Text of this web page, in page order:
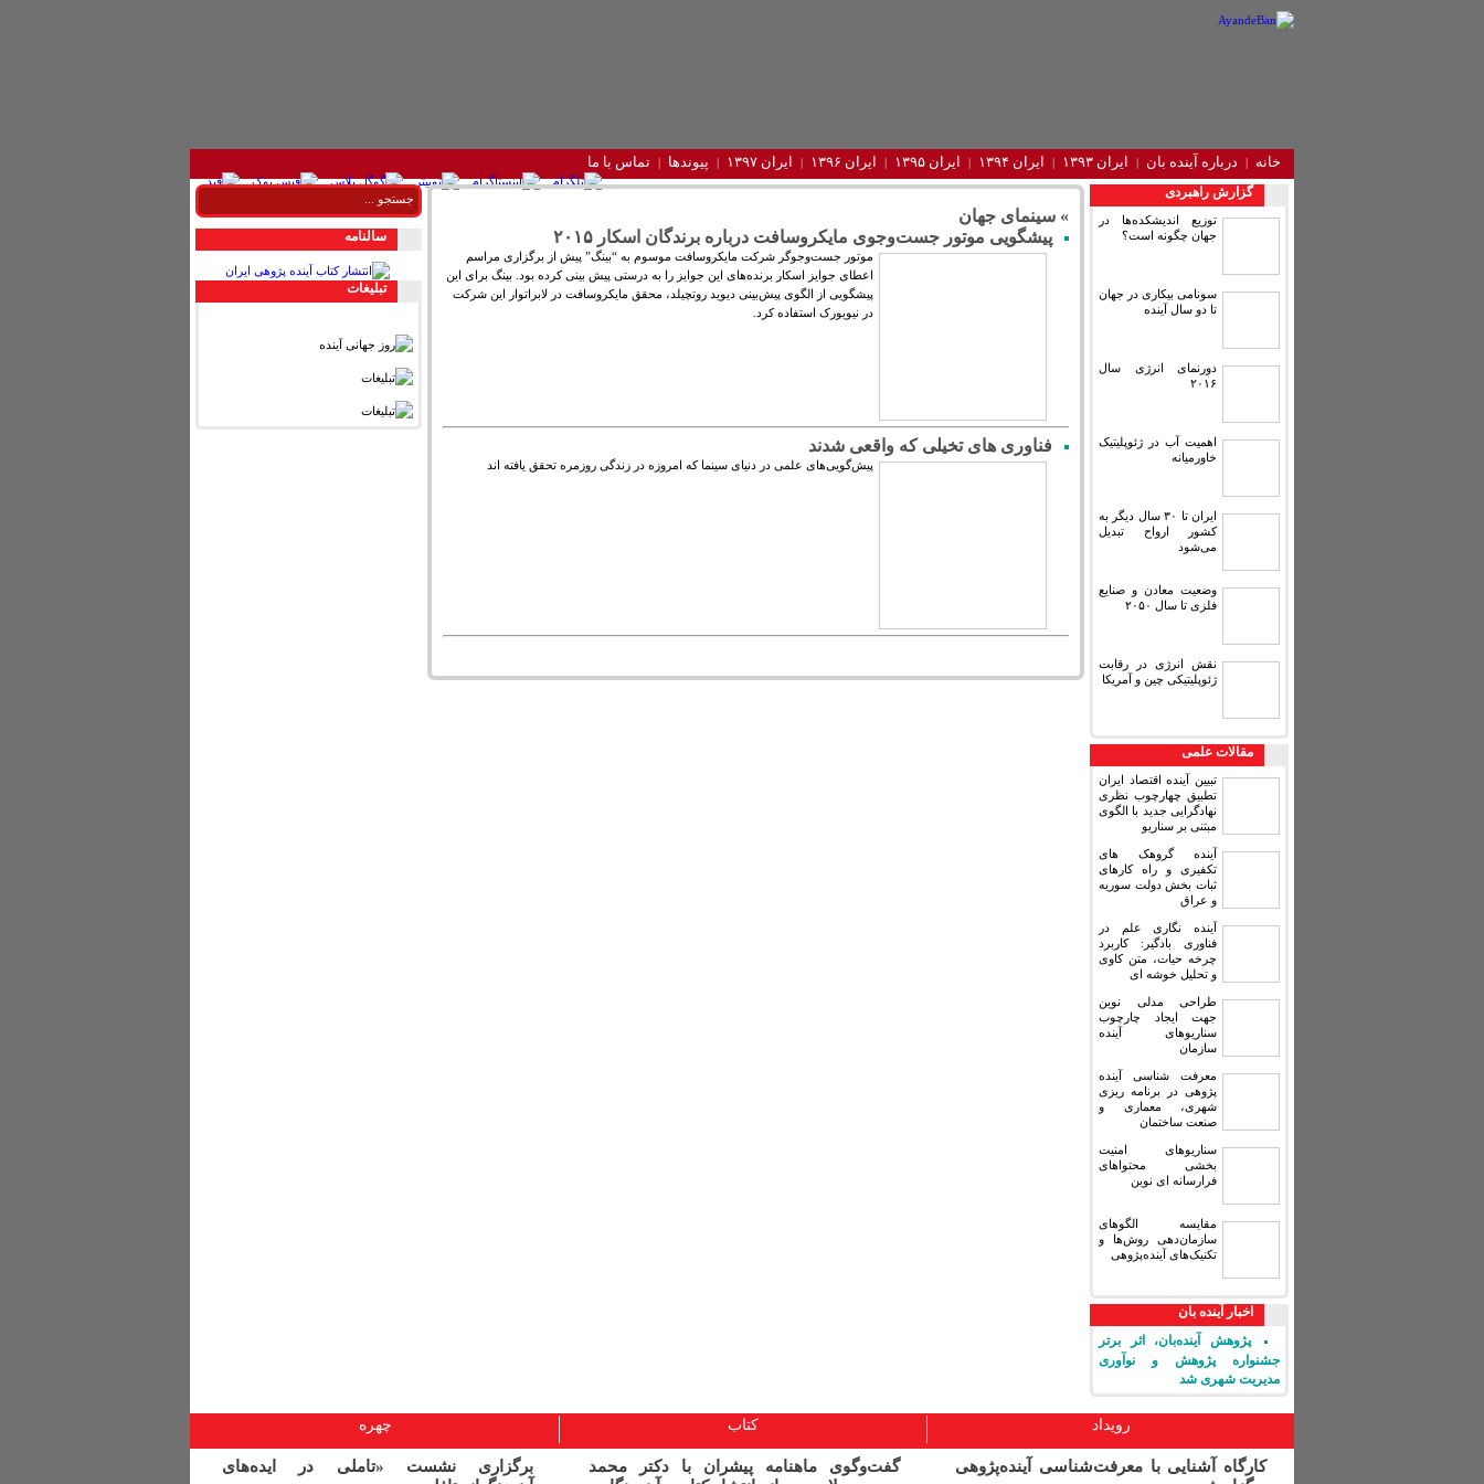
خانه درباره آینده‌ بان ایران ۱۳۹۳ ایران ۱۳۹۴ ایران ۱۳۹۵ ایران ۱۳۹۶ ایران ۱۳۹۷ پیوندها تماس با ما
گزارش راهبردی
توزیع اندیشکده‌ها در
جهان چگونه است؟
سونامی بیکاری در جهان
تا دو سال آینده
دورنمای انرژی سال
۲۰۱۶
اهمیت آب در ژئوپلیتیک
خاورمیانه
ایران تا ۳۰ سال دیگر به
کشور ارواح تبدیل
می‌شود
وضعیت معادن و صنایع
فلزی تا سال ۲۰۵۰
نقش انرژی در رقابت
ژئوپلیتیکی چین و آمریکا
مقالات علمی
تبیین آینده اقتصاد ایران
تطبیق چهارچوب نظری
نهادگرایی جدید با الگوی
مبتنی بر سناریو
آینده گروهک های
تکفیری و راه کارهای
ثبات بخش دولت سوریه
و عراق
آینده نگاری علم در
فناوری بادگیر: کاربرد
چرخه حیات، متن کاوی
و تحلیل خوشه ای
طراحی مدلی نوین
جهت ایجاد چارچوب
سناریوهای آینده
سازمان
معرفت شناسی آینده
پژوهی در برنامه ریزی
شهری، معماری و
صنعت ساختمان
سناریوهای امنیت
بخشی محتواهای
فرارسانه ای نوین
مقایسه‏ الگوهای
سازمان‌دهی روش‌ها و
تکنیک‌های آینده‌پژوهی
اخبار آینده بان
پژوهش آینده‌بان، اثر برتر
جشنواره پژوهش و نوآوری
مدیریت شهری شد
» سینمای جهان
پیشگویی موتور جست‌وجوی مایکروسافت درباره برندگان اسکار ۲۰۱۵
موتور جست‌وجوگر شرکت مایکروسافت موسوم به “بینگ” پیش از برگزاری مراسم
اعطای جوایز اسکار برنده‌های این جوایز را به درستی پیش بینی کرده بود. بینگ برای این
پیشگویی از الگوی پیش‌بینی دیوید روتچیلد، محقق مایکروسافت در لابراتوار این شرکت
در نیویورک استفاده کرد.
فناوری های تخیلی که واقعی شدند
پیش‌گویی‌‌های علمی در دنیای سینما که امروزه در زندگی روزمره تحقق یافته اند
سالنامه
تبليغات
رویداد کتاب چهره
کارگاه آشنایی با معرفت‌شناسی آینده‌پژوهی
گفت‌وگوی ماهنامه پیشران با دکتر محمد
برگزاری نشست «تاملی در ایده‌های